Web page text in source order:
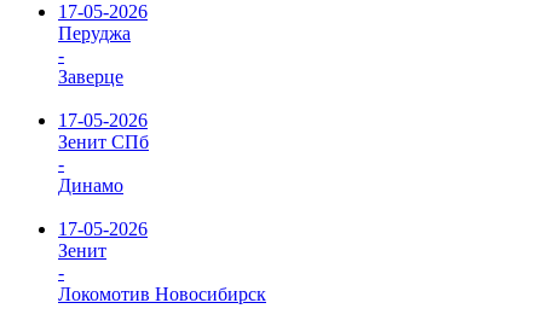
17-05-2026
Перуджа
-
Заверце
17-05-2026
Зенит СПб
-
Динамо
17-05-2026
Зенит
-
Локомотив Новосибирск